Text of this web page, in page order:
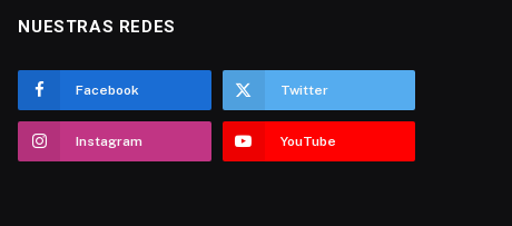
NUESTRAS REDES
Facebook Twitter
Instagram YouTube